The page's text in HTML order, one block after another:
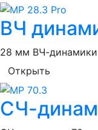
ВЧ
28 мм ВЧ-динамики
Открыть
СЧ-